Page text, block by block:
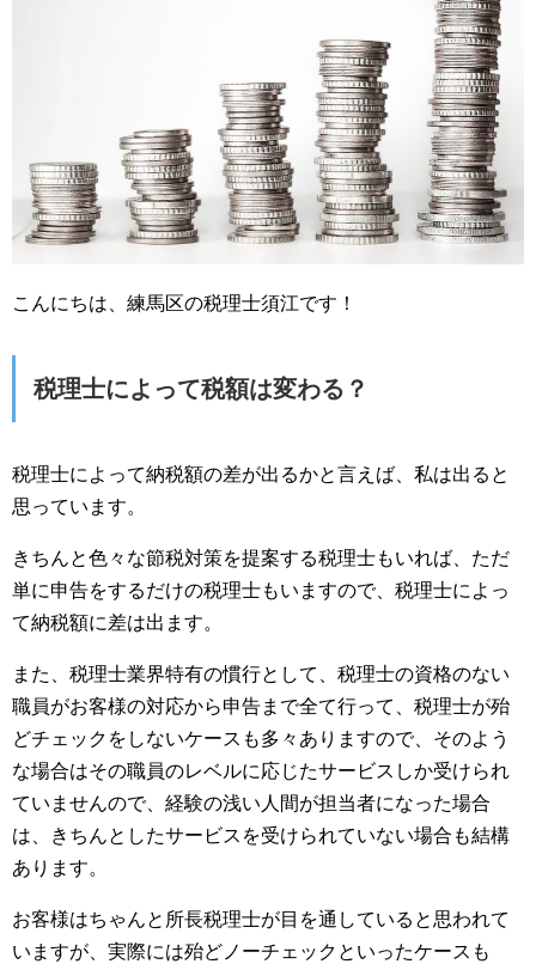
こんにちは、練馬区の税理士須江です！
税理士によって税額は変わる？
税理士によって納税額の差が出るかと言えば、私は出ると
思っています。
きちんと色々な節税対策を提案する税理士もいれば、ただ
単に申告をするだけの税理士もいますので、税理士によっ
て納税額に差は出ます。
また、税理士業界特有の慣行として、税理士の資格のない
職員がお客様の対応から申告まで全て行って、税理士が殆
どチェックをしないケースも多々ありますので、そのよう
な場合はその職員のレベルに応じたサービスしか受けられ
ていませんので、経験の浅い人間が担当者になった場合
は、きちんとしたサービスを受けられていない場合も結構
あります。
お客様はちゃんと所長税理士が目を通していると思われて
いますが、実際には殆どノーチェックといったケースも